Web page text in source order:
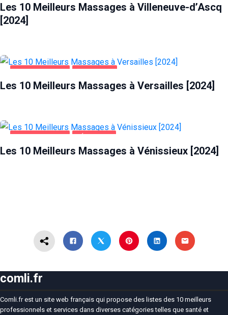
Les 10 Meilleurs Massages à Villeneuve-d’Ascq
[2024]
Les 10 Meilleurs Massages à Versailles [2024]
Les 10 Meilleurs Massages à Vénissieux [2024]
comli.fr
Comli.fr est un site web français qui propose des listes des 10 meilleurs
professionnels et services dans diverses catégories telles que santé et